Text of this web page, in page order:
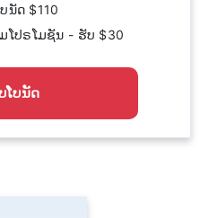
ນັດ $110
ໂປຣໂມຊັນ - ຮັບ $30
ໂບນັດ